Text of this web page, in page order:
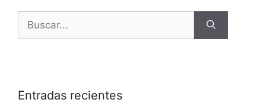
Entradas recientes